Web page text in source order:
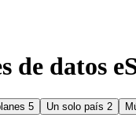
de datos
5 Un solo país 2